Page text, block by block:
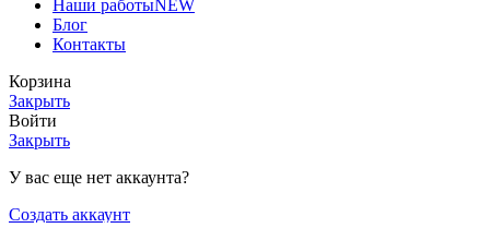
Наши работыNEW
Блог
Контакты
Корзина
Закрыть
Войти
Закрыть
У вас еще нет аккаунта?
Создать аккаунт